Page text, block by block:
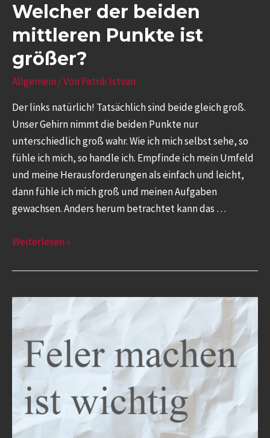
Welcher der beiden
mittleren Punkte ist
größer?
Allgemein / Von Patrik Istvan
Der links natürlich! Tatsächlich sind beide gleich groß.
Unser Gehirn nimmt die beiden Punkte nur
unterschiedlich groß wahr. Wie ich mich selbst sehe, so
fühle ich mich, so handle ich. Empfinde ich mein Umfeld
und meine Herausforderungen als einfach und leicht,
dann fühle ich mich groß und meinen Aufgaben
gewachsen. Anders herum betrachtet kann das …
Weiterlesen »